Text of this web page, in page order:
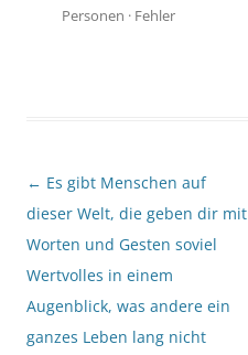
Personen · Fehler
Beitragsnavigation
← Es gibt Menschen auf
dieser Welt, die geben dir mit
Worten und Gesten soviel
Wertvolles in einem
Augenblick, was andere ein
ganzes Leben lang nicht